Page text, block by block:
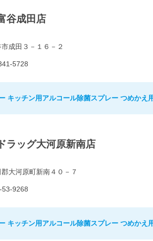
谷成田店
成田３－１６－２
5728
キッチン用アルコール除菌スプレー つめかえ
ラッグ大河原新南店
大河原町新南４０－７
53-9268
キッチン用アルコール除菌スプレー つめかえ